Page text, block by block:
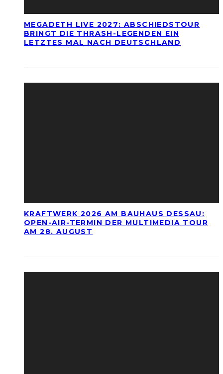
MEGADETH LIVE 2027: ABSCHIEDSTOUR
BRINGT DIE THRASH-LEGENDEN EIN
LETZTES MAL NACH DEUTSCHLAND
KRAFTWERK 2026 AM BAUHAUS DESSAU:
OPEN-AIR-TERMIN DER MULTIMEDIA TOUR
AM 28. AUGUST